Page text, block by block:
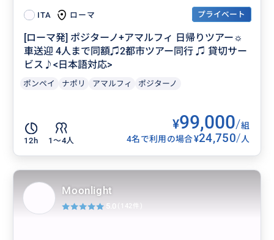
ITA ローマ プライベート
[ローマ発] ポジターノ+アマルフィ 日帰りツアー☼
車送迎 4人まで同額♫2都市ツアー同行 ♫ 貸切サー
ビス♪<日本語対応>
ポンペイ ナポリ アマルフィ ポジターノ
12h 1〜4人
¥99,000/組
4名で利用の場合¥24,750/人
Moonlight
5.0 (142件)